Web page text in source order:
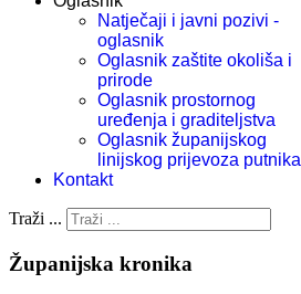
Natječaji i javni pozivi -
oglasnik
Oglasnik zaštite okoliša i
prirode
Oglasnik prostornog
uređenja i graditeljstva
Oglasnik županijskog
linijskog prijevoza putnika
Kontakt
Traži ...
Županijska kronika